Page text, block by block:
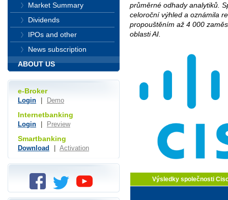
průměrné odhady analytiků.
celoroční výhled a oznámila
propouštěním až 4 000
oblasti AI.
Výsledky společnosti
Market Summary
Dividends
IPOs and other
News subscription
ABOUT US
e-Broker
Login Demo
Internetbanking
Login Preview
Smartbanking
Download Activation